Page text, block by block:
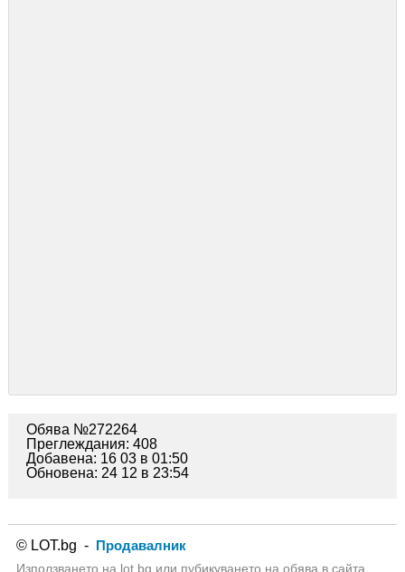
Обява №272264
Преглеждания: 408
Добавена: 16 03 в 01:50
Обновена: 24 12 в 23:54
© LOT.bg - Продавалник
Използването на lot.bg или пубикуването на обява в сайта